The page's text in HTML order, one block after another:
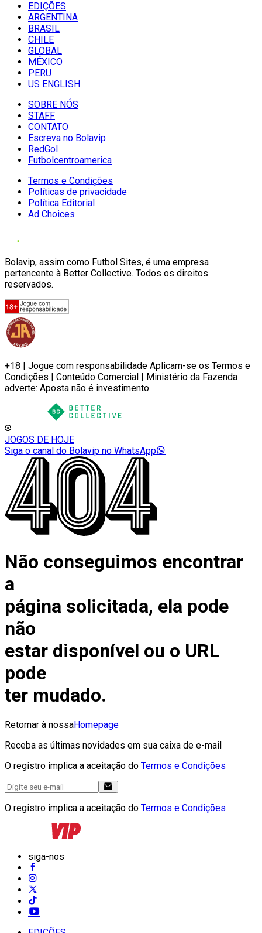
EDIÇÕES
ARGENTINA
BRASIL
CHILE
GLOBAL
MÉXICO
PERU
US ENGLISH
SOBRE NÓS
STAFF
CONTATO
Escreva no Bolavip
RedGol
Futbolcentroamerica
Termos e Condições
Políticas de privacidade
Política Editorial
Ad Choices
Bolavip, assim como Futbol Sites, é uma empresa
pertencente à Better Collective. Todos os direitos
reservados.
+18 | Jogue com responsabilidade Aplicam-se os Termos e
Condições | Conteúdo Comercial | Ministério da Fazenda
adverte: Aposta não é investimento.
JOGOS DE HOJE
Siga o canal do Bolavip no WhatsApp
Não conseguimos encontrar
a
página solicitada, ela pode
não
estar disponível ou o URL
pode
ter mudado.
Retornar à nossaHomepage
Receba as últimas novidades em sua caixa de e-mail
O registro implica a aceitação do Termos e Condições
O registro implica a aceitação do Termos e Condições
siga-nos